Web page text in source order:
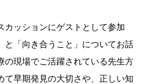
カッションにゲストとして参加
と「向き合うこと」についてお話
の現場でご活躍されている先生方
て早期発見の大切さや、正しい知